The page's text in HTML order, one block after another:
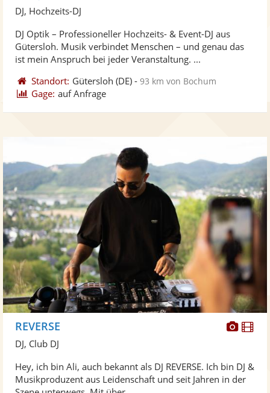
DJ, Hochzeits-DJ
DJ Optik – Professioneller Hochzeits- & Event-DJ aus
Gütersloh. Musik verbindet Menschen – und genau das
ist mein Anspruch bei jeder Veranstaltung. ...
Standort: Gütersloh (DE) -93 km von Bochum
Gage: auf Anfrage
Fotos
REVERSE
DJ, Club DJ
Hey, ich bin Ali, auch bekannt als DJ REVERSE. Ich bin DJ &
Musikproduzent aus Leidenschaft und seit Jahren in der